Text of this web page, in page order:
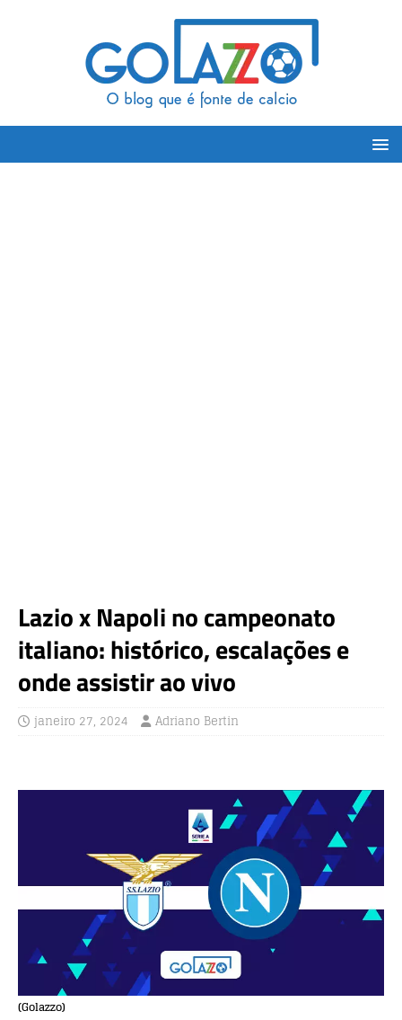
Lazio x Napoli no campeonato
italiano: histórico, escalações e
onde assistir ao vivo
janeiro 27, 2024 Adriano Bertin
(Golazzo)